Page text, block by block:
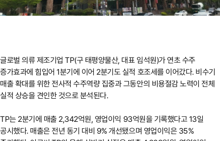
글로벌 의류 제조기업 TP(구 태평양물산, 대표 임석원)가 연초 수주
증가효과에 힘입어 1분기에 이어 2분기도 실적 호조세를 이어갔다. 비수기
매출 확대를 위한 전사적 수주역량 집중과 그동안의 비용절감 노력이 전체
실적 상승을 견인한 것으로 분석된다.
TP는 2분기에 매출 2,342억원, 영업이익 93억원을 기록했다고 13일
공시했다. 매출은 전년 동기 대비 9% 개선됐으며 영업이익은 35%